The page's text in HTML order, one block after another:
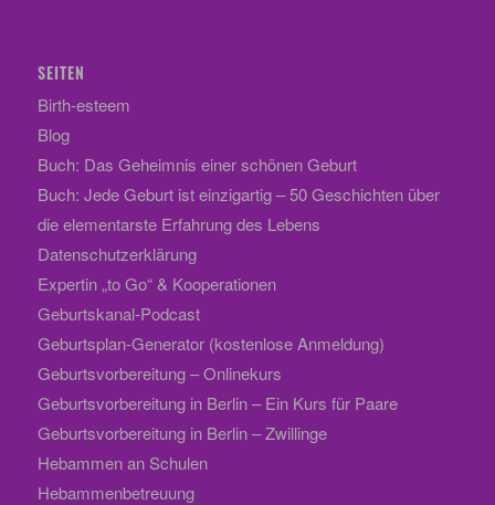
SEITEN
Birth-esteem
Blog
Buch: Das Geheimnis einer schönen Geburt
Buch: Jede Geburt ist einzigartig – 50 Geschichten über
die elementarste Erfahrung des Lebens
Datenschutzerklärung
Expertin „to Go“ & Kooperationen
Geburtskanal-Podcast
Geburtsplan-Generator (kostenlose Anmeldung)
Geburtsvorbereitung – Onlinekurs
Geburtsvorbereitung in Berlin – Ein Kurs für Paare
Geburtsvorbereitung in Berlin – Zwillinge
Hebammen an Schulen
Hebammenbetreuung